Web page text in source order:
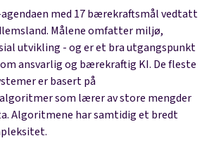
med 17 bærekraftsmål vedtatt
Målene omfatter miljø,
utvikling - og er et bra utgangspunkt
ansvarlig og bærekraftig KI. De fleste
er basert på
som lærer av store mengder
Algoritmene har samtidig et bredt